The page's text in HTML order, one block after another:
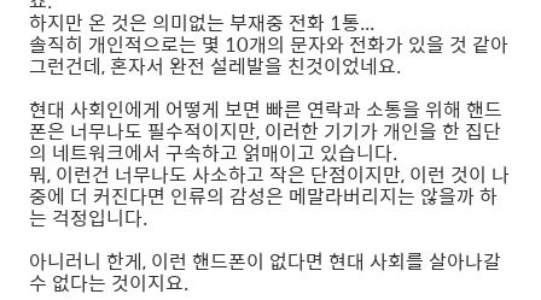
하지만 온 것은 의미없는 부재중 전화 1통...
솔직히 개인적으로는 몇 10개의 문자와 전화가 있을 것 같아
그런건데, 혼자서 완전 설레발을 친것이었네요.
현대 사회인에게 어떻게 보면 빠른 연락과 소통을 위해 핸드
폰은 너무나도 필수적이지만, 이러한 기기가 개인을 한 집단
의 네트워크에서 구속하고 얽매이고 있습니다.
뭐, 이런건 너무나도 사소하고 작은 단점이지만, 이런 것이 나
중에 더 커진다면 인류의 감성은 메말라버리지는 않을까 하
는 걱정입니다.
아니러니 한게, 이런 핸드폰이 없다면 현대 사회를 살아나갈
수 없다는 것이지요.